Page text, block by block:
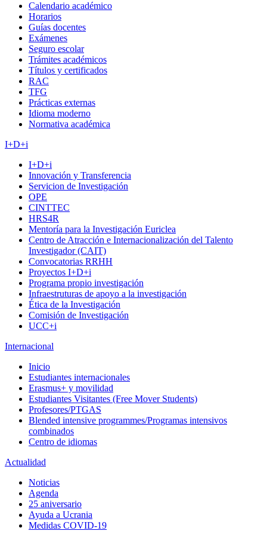
Calendario académico
Horarios
Guías docentes
Exámenes
Seguro escolar
Trámites académicos
Títulos y certificados
RAC
TFG
Prácticas externas
Idioma moderno
Normativa académica
I+D+i
I+D+i
Innovación y Transferencia
Servicion de Investigación
OPE
CINTTEC
HRS4R
Mentoría para la Investigación Euriclea
Centro de Atracción e Internacionalización del Talento
Investigador (CAIT)
Convocatorias RRHH
Proyectos I+D+i
Programa propio investigación
Infraestruturas de apoyo a la investigación
Ética de la Investigación
Comisión de Investigación
UCC+i
Internacional
Inicio
Estudiantes internacionales
Erasmus+ y movilidad
Estudiantes Visitantes (Free Mover Students)
Profesores/PTGAS
Blended intensive programmes/Programas intensivos
combinados
Centro de idiomas
Actualidad
Noticias
Agenda
25 aniversario
Ayuda a Ucrania
Medidas COVID-19